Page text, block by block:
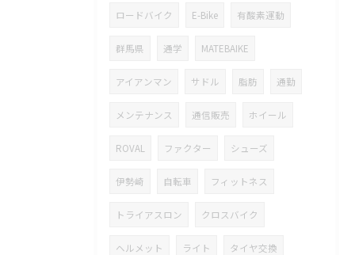
ロードバイク E-Bike 有酸素運動
群馬県 通学 MATEBAIKE
アイアンマン サドル 脂肪 通勤
メンテナンス 通信販売 ホイール
ROVAL ファクター シューズ
伊勢崎 自転車 フィットネス
トライアスロン クロスバイク
ヘルメット ライト タイヤ交換